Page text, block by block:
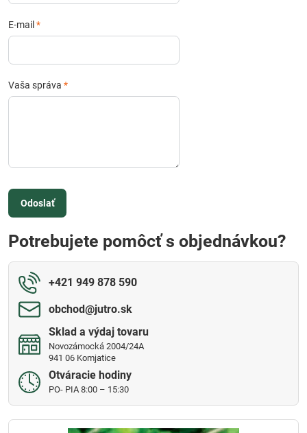
E-mail *
Vaša správa *
Odoslať
Potrebujete pomôcť s objednávkou?
+421 949 878 590
obchod​@jutro​.sk
Sklad a výdaj tovaru
Novozámocká 2004/24A
941 06 Komjatice
Otváracie hodiny
PO- PIA 8:00 – 15:30